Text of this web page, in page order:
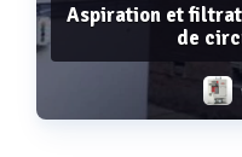
Aspiration et
de